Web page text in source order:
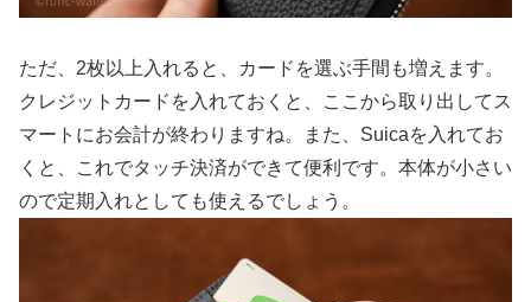
ただ、2枚以上入れると、カードを選ぶ手間も増えます。
クレジットカードを入れておくと、ここから取り出してス
マートにお会計が終わりますね。また、Suicaを入れてお
くと、これでタッチ決済ができて便利です。本体が小さい
ので定期入れとしても使えるでしょう。